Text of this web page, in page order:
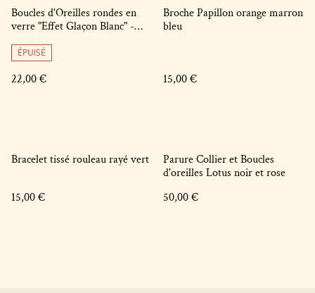
Boucles d'Oreilles rondes en
verre "Effet Glaçon Blanc" -
ÉPUISÉ
22,00 €
Broche Papillon orange marron
bleu
15,00 €
Bracelet tissé rouleau rayé vert
15,00 €
Parure Collier et Boucles
d'oreilles Lotus noir et rose
50,00 €